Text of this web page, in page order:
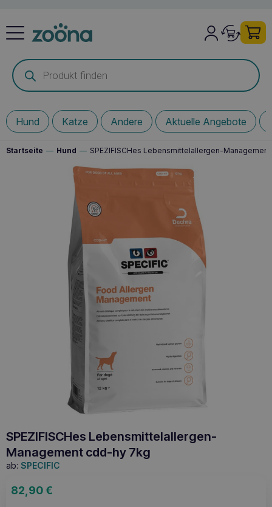
Products
search
Hund Katze Andere Aktuelle Angebote
Startseite — Hund — SPEZIFISCHes Lebensmittelallergen-
SPEZIFISCHes Lebensmittelallergen-
Management cdd-hy 7kg
ab: SPECIFIC
82,90€